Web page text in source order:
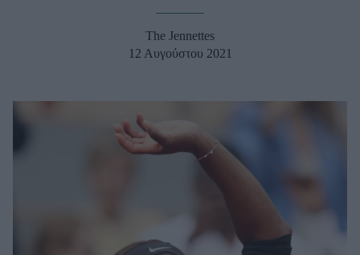
Well being
The Jennettes
12 Αυγούστου 2021